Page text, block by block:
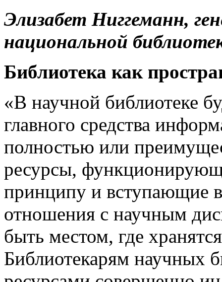
Элизабет Ниггеманн,
национальной
Библиотека как
«В научной библиотеке
главного средства
полностью или
ресурсы,
принципу и вступающие
отношения с научным
быть местом, где
Библиотекарям научных